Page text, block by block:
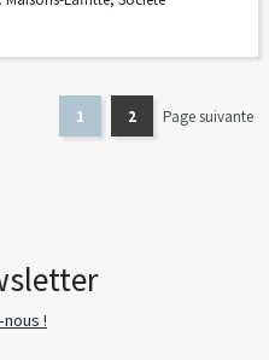
1 2 Page suivante
!